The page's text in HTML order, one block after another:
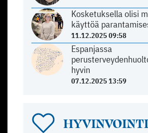
Kosketuksella olisi
käyttöä
11.12.2025 09:58
Espanjassa
hyvin
07.12.2025 13:59
HYVINVOINTI